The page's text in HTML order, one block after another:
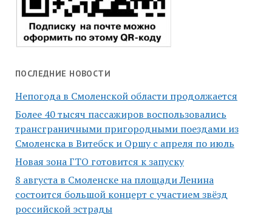
ПОСЛЕДНИЕ НОВОСТИ
Непогода в Смоленской области продолжается
Более 40 тысяч пассажиров воспользовались
трансграничными пригородными поездами из
Смоленска в Витебск и Оршу с апреля по июль
Новая зона ГТО готовится к запуску
8 августа в Смоленске на площади Ленина
состоится большой концерт с участием звёзд
российской эстрады